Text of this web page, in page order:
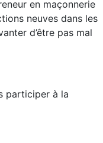
en maçonnerie
neuves dans les
d’être pas mal
participer à la